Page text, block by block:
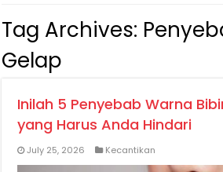
Tag Archives:
Gelap
Inilah 5 Penyebab Warna
yang Harus Anda Hindari
July 25, 2026 Kecantikan